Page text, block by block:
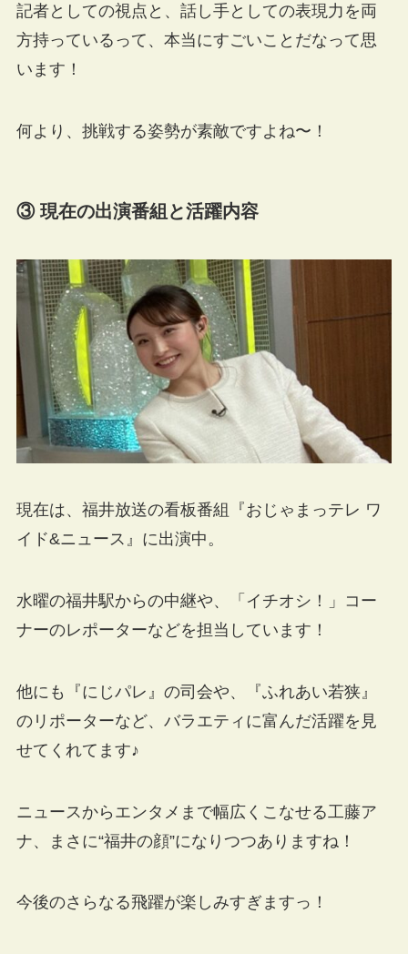
記者としての視点と、話し手としての表現力を両
方持っているって、本当にすごいことだなって思
います！
何より、挑戦する姿勢が素敵ですよね〜！
③ 現在の出演番組と活躍内容
現在は、福井放送の看板番組『おじゃまっテレ ワ
イド&ニュース』に出演中。
水曜の福井駅からの中継や、「イチオシ！」コー
ナーのレポーターなどを担当しています！
他にも『にじパレ』の司会や、『ふれあい若狭』
のリポーターなど、バラエティに富んだ活躍を見
せてくれてます♪
ニュースからエンタメまで幅広くこなせる工藤ア
ナ、まさに“福井の顔”になりつつありますね！
今後のさらなる飛躍が楽しみすぎますっ！